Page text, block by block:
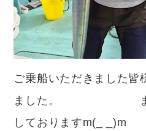
ご乗船いただきました皆
ました。 またの
しておりますm(_ _)m